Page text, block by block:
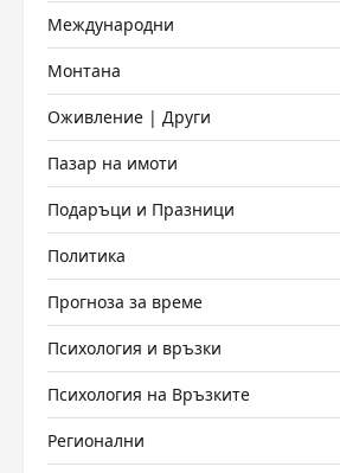
Международни
Монтана
Оживление | Други
Пазар на имоти
Подаръци и Празници
Политика
Прогноза за време
Психология и връзки
Психология на Връзките
Регионални